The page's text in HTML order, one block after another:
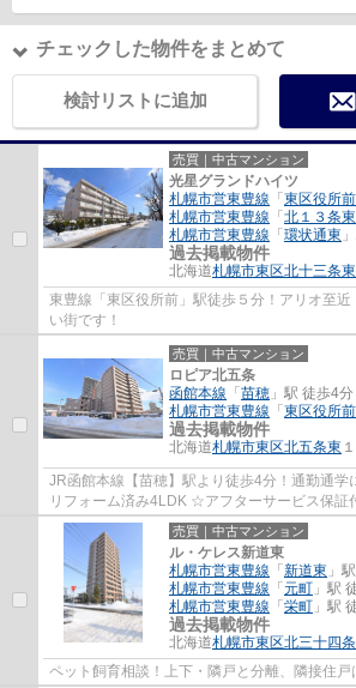
チェックした物件をまとめて
検討リストに追加
売買｜中古マンション
光星グランドハイツ
札幌市営東豊線 「 東区役所前
札幌市営東豊線 「 北１３条東
札幌市営東豊線 「 環状通東
過去掲載物件
北海道札幌市東区北十三条東
東豊線「東区役所前」駅徒歩５分！アリオ至
い街です！
売買｜中古マンション
ロピア北五条
函館本線 「 苗穂 」駅 徒歩4分
札幌市営東豊線 「 東区役所前
過去掲載物件
北海道札幌市東区北五条東
JR函館本線【苗穂】駅より徒歩4分！通勤通
リフォーム済み4LDK ☆アフターサービス保
ゼット付 ☆アリオ札幌まで徒歩2分！お買い物
売買｜中古マンション
ル・ケレス新道東
札幌市営東豊線 「 新道東 」
札幌市営東豊線 「 元町 」駅
札幌市営東豊線 「 栄町 」駅
過去掲載物件
北海道札幌市東区北三十四
ペット飼育相談！上下・隣戸と分離、隣接住戸